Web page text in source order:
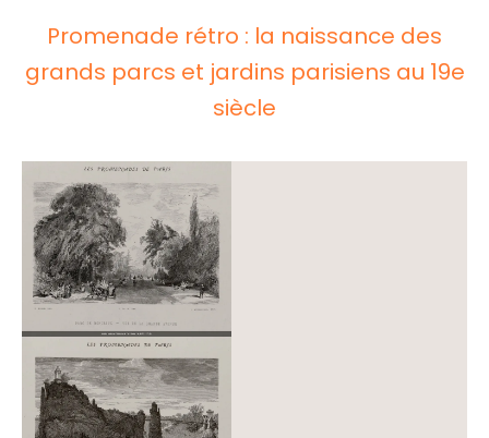
Promenade rétro : la naissance des
grands parcs et jardins parisiens au 19e
siècle